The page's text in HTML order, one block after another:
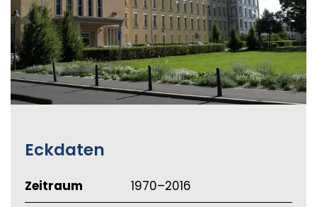
Eckdaten
Zeitraum
1970–2016